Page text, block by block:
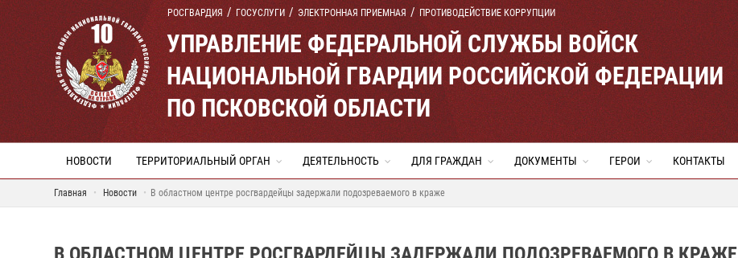
РОСГВАРДИЯ ГОСУСЛУГИ ЭЛЕКТРОННАЯ ПРИЕМНАЯ ПРОТИВОДЕЙСТВИЕ КОРРУПЦИИ
УПРАВЛЕНИЕ ФЕДЕРАЛЬНОЙ СЛУЖБЫ ВОЙСК
НАЦИОНАЛЬНОЙ ГВАРДИИ РОССИЙСКОЙ ФЕДЕРАЦИИ
ПО ПСКОВСКОЙ ОБЛАСТИ
НОВОСТИ ТЕРРИТОРИАЛЬНЫЙ ОРГАН ДЕЯТЕЛЬНОСТЬ ДЛЯ ГРАЖДАН ДОКУМЕНТЫ ГЕРОИ КОНТАКТЫ
Главная Новости В областном центре росгвардейцы задержали подозреваемого в краже